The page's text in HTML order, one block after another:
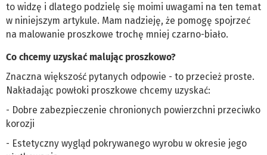
to widzę i dlatego podzielę się moimi uwagami na ten temat
w niniejszym artykule. Mam nadzieję, że pomogę spojrzeć
na malowanie proszkowe trochę mniej czarno-biało.
Co chcemy uzyskać malując proszkowo?
Znaczna większość pytanych odpowie - to przecież proste.
Nakładając powłoki proszkowe chcemy uzyskać:
- Dobre zabezpieczenie chronionych powierzchni przeciwko
korozji
- Estetyczny wygląd pokrywanego wyrobu w okresie jego